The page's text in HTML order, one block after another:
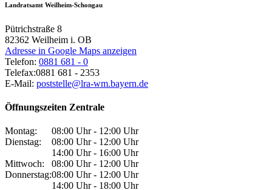
Landratsamt Weilheim-Schongau
Pütrichstraße 8
82362 Weilheim i. OB
Adresse in Google Maps anzeigen
Telefon: 0881 681 - 0
Telefax:0881 681 - 2353
E-Mail: poststelle@lra-wm.bayern.de
Öffnungszeiten Zentrale
Montag:
08:00 Uhr - 12:00 Uhr
Dienstag:
08:00 Uhr - 12:00 Uhr
14:00 Uhr - 16:00 Uhr
Mittwoch:
08:00 Uhr - 12:00 Uhr
Donnerstag:08:00 Uhr - 12:00 Uhr
14:00 Uhr - 18:00 Uhr